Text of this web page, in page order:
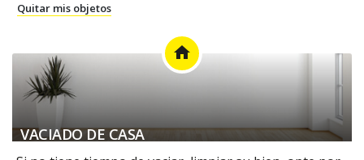
Quitar mis objetos
home
VACIADO DE CASA